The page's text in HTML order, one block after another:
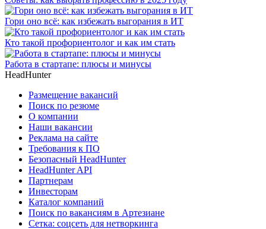
Гори оно всё: как избежать выгорания в ИТ
Кто такой профориентолог и как им стать
Работа в стартапе: плюсы и минусы
HeadHunter
Размещение вакансий
Поиск по резюме
О компании
Наши вакансии
Реклама на сайте
Требования к ПО
Безопасный HeadHunter
HeadHunter API
Партнерам
Инвесторам
Каталог компаний
Поиск по вакансиям в Артезиане
Сетка: соцсеть для нетворкинга